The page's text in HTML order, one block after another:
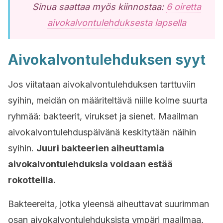
Sinua saattaa myös kiinnostaa: 6 oiretta
aivokalvontulehduksesta lapsella
Aivokalvontulehduksen syyt
Jos viitataan aivokalvontulehduksen tarttuviin
syihin, meidän on määriteltävä niille kolme suurta
ryhmää: bakteerit, virukset ja sienet. Maailman
aivokalvontulehduspäivänä keskitytään näihin
syihin. Juuri bakteerien aiheuttamia
aivokalvontulehduksia voidaan estää
rokotteilla.
Bakteereita, jotka yleensä aiheuttavat suurimman
osan aivokalvontulehduksista ympäri maailmaa,